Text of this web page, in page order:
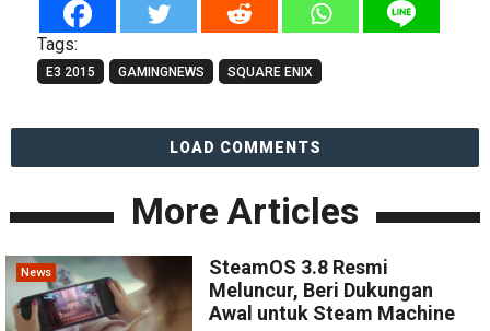
Tags:
E3 2015 GAMINGNEWS SQUARE ENIX
LOAD COMMENTS
More Articles
News
SteamOS 3.8 Resmi
Meluncur, Beri Dukungan
Awal untuk Steam Machine